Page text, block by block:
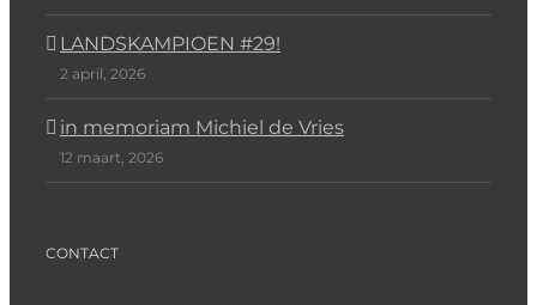
LANDSKAMPIOEN #29!
2 april, 2026
in memoriam Michiel de Vries
12 maart, 2026
CONTACT